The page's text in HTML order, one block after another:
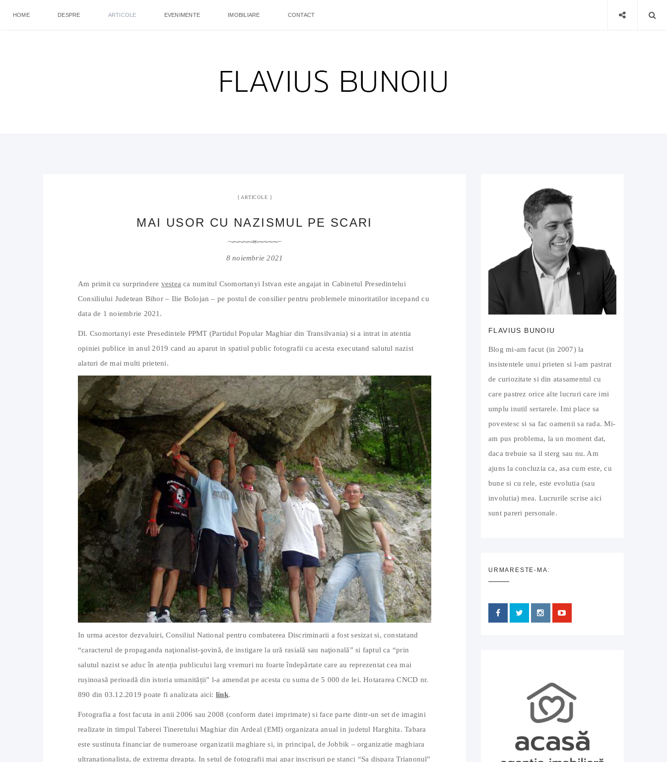
HOME DESPRE ARTICOLE EVENIMENTE IMOBILIARE CONTACT
ARTICOLE
MAI USOR CU NAZISMUL PE SCARI
8 noiembrie 2021
Am primit cu surprindere vestea ca numitul Csomortanyi Istvan este angajat in Cabinetul Presedintelui
Consiliului Judetean Bihor – Ilie Bolojan – pe postul de consilier pentru problemele minoritatilor incepand cu
data de 1 noiembrie 2021.
Dl. Csomortanyi este Presedintele PPMT (Partidul Popular Maghiar din Transilvania) si a intrat in atentia
opiniei publice in anul 2019 cand au aparut in spatiul public fotografii cu acesta executand salutul nazist
alaturi de mai multi prieteni.
In urma acestor dezvaluiri, Consiliul National pentru combaterea Discriminarii a fost sesizat si, constatand
“caracterul de propaganda naţionalist-şovină, de instigare la ură rasială sau naţională” si faptul ca “prin
salutul nazist se aduc în atenția publicului larg vremuri nu foarte îndepărtate care au reprezentat cea mai
rușinoasă perioadă din istoria umanității” l-a amendat pe acesta cu suma de 5 000 de lei. Hotararea CNCD nr.
890 din 03.12.2019 poate fi analizata aici: link.
Fotografia a fost facuta in anii 2006 sau 2008 (conform datei imprimate) si face parte dintr-un set de imagini
realizate in timpul Taberei Tineretului Maghiar din Ardeal (EMI) organizata anual in judetul Harghita. Tabara
este sustinuta financiar de numeroase organizatii maghiare si, in principal, de Jobbik – organizatie maghiara
ultranationalista, de extrema dreapta. In setul de fotografii mai apar inscrisuri pe stanci “Sa dispara Trianonul”
FLAVIUS BUNOIU
Blog mi-am facut (in 2007) la
insistentele unui prieten si l-am pastrat
de curiozitate si din atasamentul cu
care pastrez orice alte lucruri care imi
umplu inutil sertarele. Imi place sa
povestesc si sa fac oamenii sa rada. Mi-
am pus problema, la un moment dat,
daca trebuie sa il sterg sau nu. Am
ajuns la concluzia ca, asa cum este, cu
bune si cu rele, este evolutia (sau
involutia) mea. Lucrurile scrise aici
sunt pareri personale.
URMARESTE-MA: